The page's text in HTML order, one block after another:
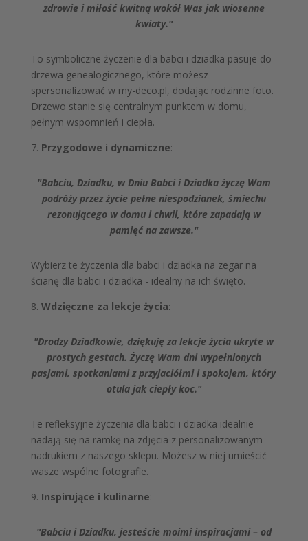
zdrowie i miłość kwitną wokół Was jak wiosenne
kwiaty."
To symboliczne życzenie dla babci i dziadka pasuje do
drzewa genealogicznego, które możesz
spersonalizować w my-deco.pl, dodając rodzinne foto.
Drzewo stanie się centralnym punktem w domu,
pełnym wspomnień i ciepła.
7. Przygodowe i dynamiczne:
"Babciu, Dziadku, w Dniu Babci i Dziadka życzę Wam
podróży przez życie pełne niespodzianek, śmiechu
rezonującego w domu i chwil, które zapadają w
pamięć na zawsze."
Wybierz te życzenia dla babci i dziadka na zegar na
ścianę dla babci i dziadka - idealny na ich święto.
8. Wdzięczne za lekcje życia:
"Drodzy Dziadkowie, dziękuję za lekcje życia ukryte w
prostych gestach. Życzę Wam dni wypełnionych
pasjami, spotkaniami z przyjaciółmi i spokojem, który
otula jak ciepły koc."
Te refleksyjne życzenia dla babci i dziadka idealnie
nadają się na ramkę na zdjęcia z personalizowanym
nadrukiem z naszego sklepu. Możesz w niej umieścić
wasze wspólne fotografie.
9. Inspirujące i kulinarne:
"Babciu i Dziadku, jesteście moimi inspiracjami – od